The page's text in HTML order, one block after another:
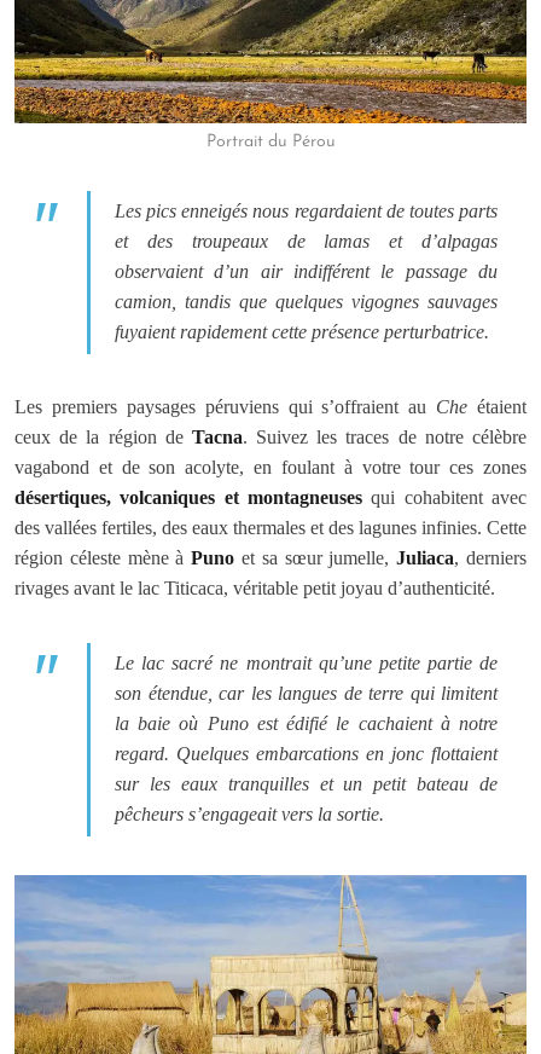
Portrait du Pérou
Les pics enneigés nous regardaient de toutes parts
et des troupeaux de lamas et d’alpagas
observaient d’un air indifférent le passage du
camion, tandis que quelques vigognes sauvages
fuyaient rapidement cette présence perturbatrice.
Les premiers paysages péruviens qui s’offraient au Che étaient
ceux de la région de Tacna. Suivez les traces de notre célèbre
vagabond et de son acolyte, en foulant à votre tour ces zones
désertiques, volcaniques et montagneuses qui cohabitent avec
des vallées fertiles, des eaux thermales et des lagunes infinies. Cette
région céleste mène àPuno et sa sœur jumelle,Juliaca, derniers
rivages avant le lac Titicaca, véritable petit joyau d’authenticité.
Le lac sacré ne montrait qu’une petite partie de
son étendue, car les langues de terre qui limitent
la baie où Puno est édifié le cachaient à notre
regard. Quelques embarcations en jonc flottaient
sur les eaux tranquilles et un petit bateau de
pêcheurs s’engageait vers la sortie.